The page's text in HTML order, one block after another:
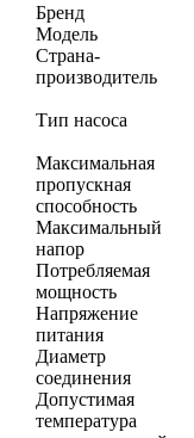
Бренд
Модель
Страна-
производитель
Тип насоса
Максимальная
пропускная
способность
Максимальный
напор
Потребляемая
мощность
Напряжение
питания
Диаметр
соединения
Допустимая
температура